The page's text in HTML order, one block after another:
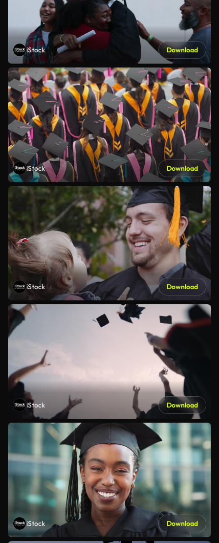
iStock Download
iStock Download
iStock Download
iStock Download
iStock Download